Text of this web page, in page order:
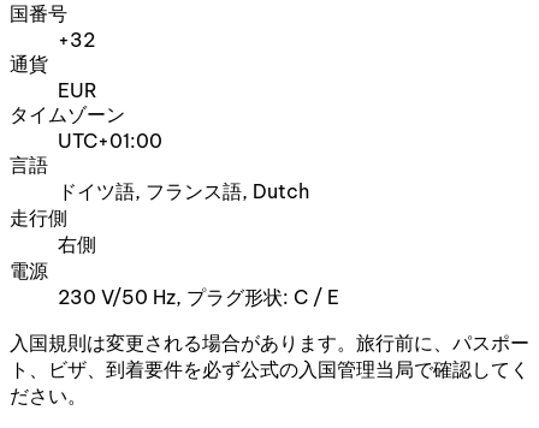
国番号
+32
通貨
EUR
タイムゾーン
UTC+01:00
言語
ドイツ語, フランス語, Dutch
走行側
右側
電源
230 V/50 Hz, プラグ形状: C / E
入国規則は変更される場合があります。旅行前に、パスポー
ト、ビザ、到着要件を必ず公式の入国管理当局で確認してく
ださい。